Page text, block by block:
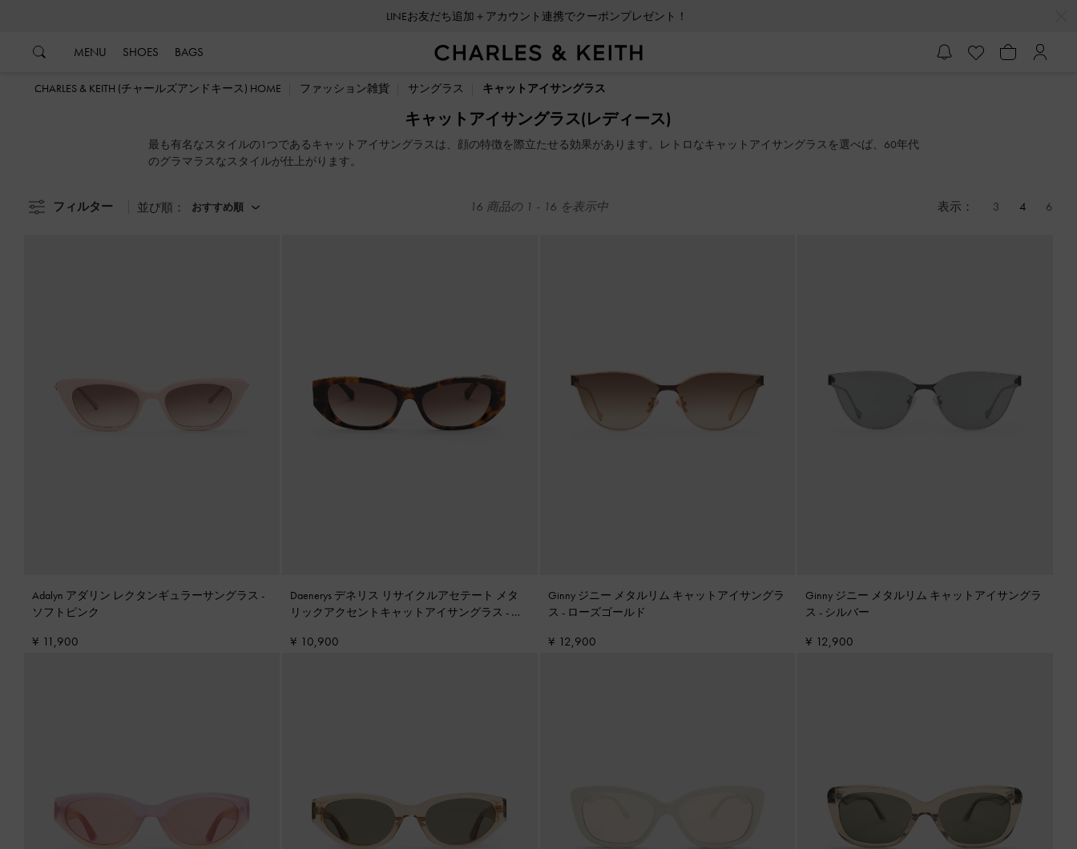
LINEお友だち追加＋アカウント連携でクーポンプレゼント！
MENU SHOES BAGS
LINEお友だち追加＋アカウント連携でクーポンプレゼント！
CHARLES & KEITH (チャールズアンドキース) HOME ファッション雑貨 サングラス キャットアイサングラス
キャットアイサングラス(レディース)
最も有名なスタイルの1つであるキャットアイサングラスは、顔の特徴を際立たせる効果があります。レトロなキャットアイサングラスを選べば、60年代
のグラマラスなスタイルが仕上がります。
フィルター 並び順： おすすめ順 16 商品の 1 - 16 を表示中 表示： 3 4 6
Adalyn アダリン レクタンギュラーサングラス -
ソフトピンク
¥ 11,900
Daenerys デネリス リサイクルアセテート メタ
リックアクセントキャットアイサングラス - テ
¥ 10,900
Ginny ジニー メタルリム キャットアイサングラ
ス - ローズゴールド
¥ 12,900
Ginny ジニー メタルリム キャットアイサングラ
ス - シルバー
¥ 12,900